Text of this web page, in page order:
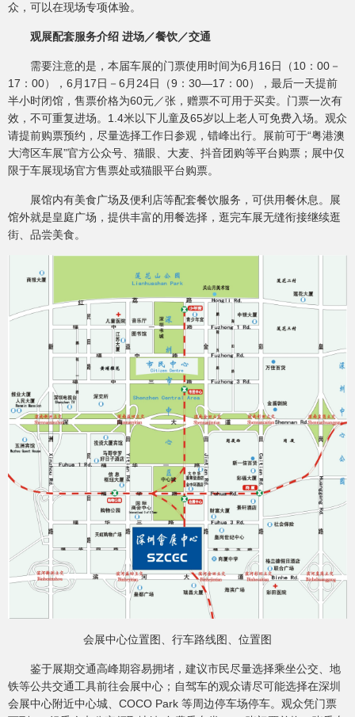
众，可以在现场专项体验。
观展配套服务介绍 进场／餐饮／交通
需要注意的是，本届车展的门票使用时间为6月16日（10：00－
17：00），6月17日－6月24日（9：30—17：00），最后一天提前
半小时闭馆，售票价格为60元／张，赠票不可用于买卖。门票一次有
效，不可重复进场。1.4米以下儿童及65岁以上老人可免费入场。观众
请提前购票预约，尽量选择工作日参观，错峰出行。展前可于“粤港澳
大湾区车展”官方公众号、猫眼、大麦、抖音团购等平台购票；展中仅
限于车展现场官方售票处或猫眼平台购票。
展馆内有美食广场及便利店等配套餐饮服务，可供用餐休息。展
馆外就是皇庭广场，提供丰富的用餐选择，逛完车展无缝衔接继续逛
街、品尝美食。
会展中心位置图、行车路线图、位置图
鉴于展期交通高峰期容易拥堵，建议市民尽量选择乘坐公交、地
铁等公共交通工具前往会展中心；自驾车的观众请尽可能选择在深圳
会展中心附近中心城、COCO Park 等周边停车场停车。观众凭门票